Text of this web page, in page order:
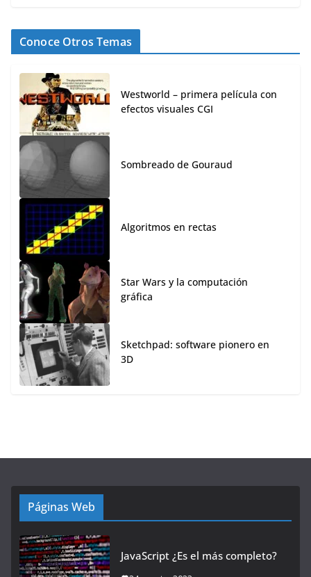
Conoce Otros Temas
Westworld – primera película con
efectos visuales CGI
Sombreado de Gouraud
Algoritmos en rectas
Star Wars y la computación
gráfica
Sketchpad: software pionero en
3D
Páginas Web
JavaScript ¿Es el más completo?